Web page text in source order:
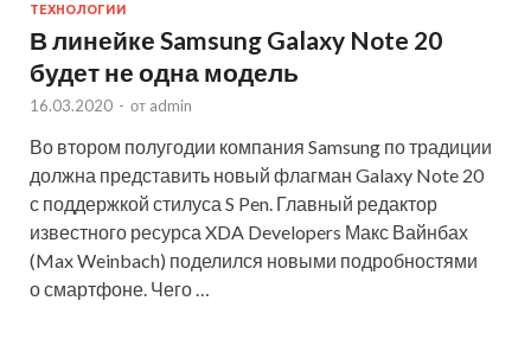
ТЕХНОЛОГИИ
В линейке Samsung Galaxy Note 20
будет не одна модель
16.03.2020 - от admin
Во втором полугодии компания Samsung по традиции
должна представить новый флагман Galaxy Note 20
с поддержкой стилуса S Pen. Главный редактор
известного ресурса XDA Developers Макс Вайнбах
(Max Weinbach) поделился новыми подробностями
о смартфоне. Чего …